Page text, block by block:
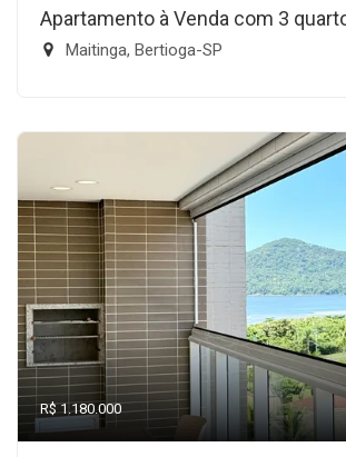
Apartamento à Venda com 3
Maitinga, Bertioga-SP
R$ 1.180.000